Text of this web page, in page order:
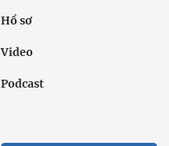
Hồ sơ
Video
Podcast